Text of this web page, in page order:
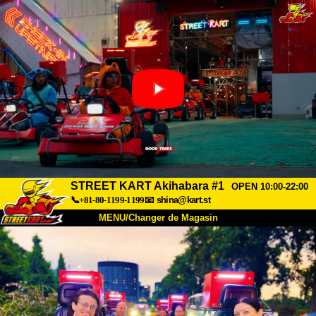
STREET KART Akihabara #1
OPEN 10:00-22:00
📞+81-80-1199-1199📧 shina@kart.st
MENU/Changer de Magasin
ACCUEIL
À Propos Caractéristiques Tarifs
Accès Avis FAQ